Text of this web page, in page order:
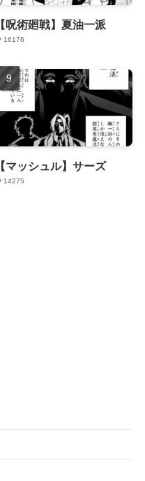
【呪術廻戦】夏油一派
16176
【マッシュル】サーズ
14275